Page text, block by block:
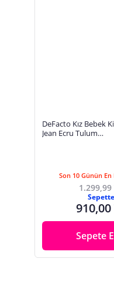
DeFacto Kız Bebek
Jean Ecru Tulum
Son 10 Günün En
1.299,99
Sepette
910,00
Sepete